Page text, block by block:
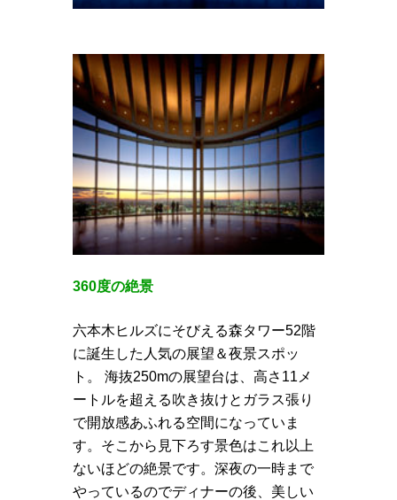
360度の絶景
六本木ヒルズにそびえる森タワー52階
に誕生した人気の展望＆夜景スポッ
ト。 海抜250mの展望台は、高さ11メ
ートルを超える吹き抜けとガラス張り
で開放感あふれる空間になっていま
す。そこから見下ろす景色はこれ以上
ないほどの絶景です。深夜の一時まで
やっているのでディナーの後、美しい